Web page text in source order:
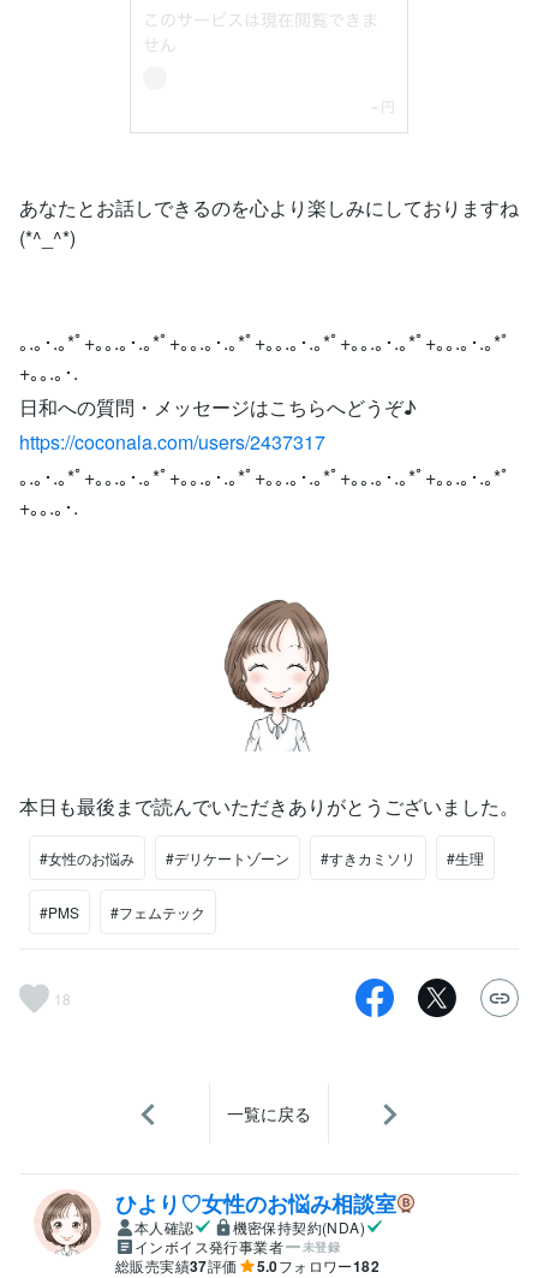
あなたとお話しできるのを心より楽しみにしておりますね
(*^_^*)
｡.｡･.｡*ﾟ+｡｡.｡･.｡*ﾟ+｡｡.｡･.｡*ﾟ+｡｡.｡･.｡*ﾟ+｡｡.｡･.｡*ﾟ+｡｡.｡･.｡*ﾟ
+｡｡.｡･.
日和への質問・メッセージはこちらへどうぞ♪
https://coconala.com/users/2437317
｡.｡･.｡*ﾟ+｡｡.｡･.｡*ﾟ+｡｡.｡･.｡*ﾟ+｡｡.｡･.｡*ﾟ+｡｡.｡･.｡*ﾟ+｡｡.｡･.｡*ﾟ
+｡｡.｡･.
本日も最後まで読んでいただきありがとうございました。
#女性のお悩み #デリケートゾーン #すきカミソリ #生理
#PMS #フェムテック
18
一覧に戻る
ひより♡女性のお悩み相談室
本人確認
機密保持契約(NDA)
インボイス発行事業者
未登録
総販売実績37評価 5.0フォロワー182